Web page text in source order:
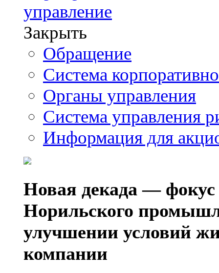
управление
Закрыть
Обращение
Система
Органы управления
Система управления
Информация для
Новая декада — фокус
Норильского
улучшении условий
компании